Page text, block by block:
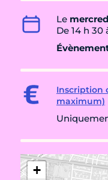
Le
De 14 h 30
Inscription
maximum)
+